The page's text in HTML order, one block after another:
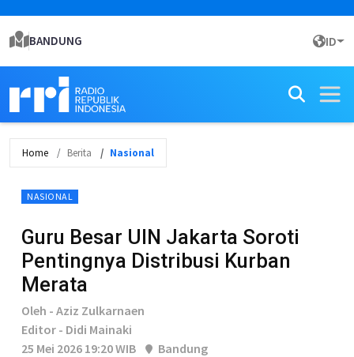
BANDUNG ID
Home Berita Nasional
NASIONAL
Guru Besar UIN Jakarta Soroti
Pentingnya Distribusi Kurban
Merata
Oleh - Aziz Zulkarnaen
Editor - Didi Mainaki
25 Mei 2026 19:20 WIB
Bandung